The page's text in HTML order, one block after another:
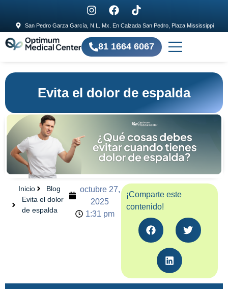
San Pedro Garza García, N.L. Mx. En Calzada San Pedro, Plaza Mississippi
81 1664 6067
Evita el dolor de espalda
Inicio
Blog
Evita el dolor
de espalda
octubre 27,
2025
1:31 pm
¡Comparte este
contenido!